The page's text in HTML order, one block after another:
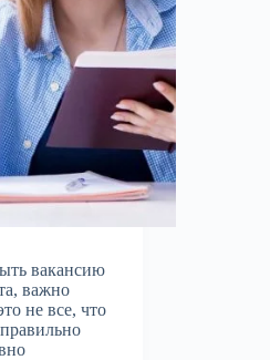
вакансию
важно
не все, что